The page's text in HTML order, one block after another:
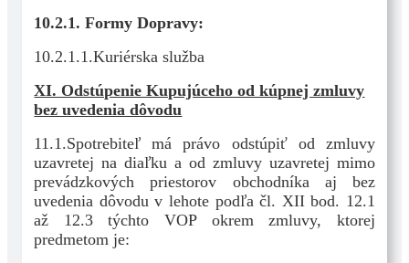
10.2.1. Formy Dopravy:
10.2.1.1.Kuriérska služba
XI. Odstúpenie Kupujúceho od kúpnej zmluvy
bez uvedenia dôvodu
11.1.Spotrebiteľ má právo odstúpiť od zmluvy
uzavretej na diaľku a od zmluvy uzavretej mimo
prevádzkových priestorov obchodníka aj bez
uvedenia dôvodu v lehote podľa čl. XII bod. 12.1
až 12.3 týchto VOP okrem zmluvy, ktorej
predmetom je: